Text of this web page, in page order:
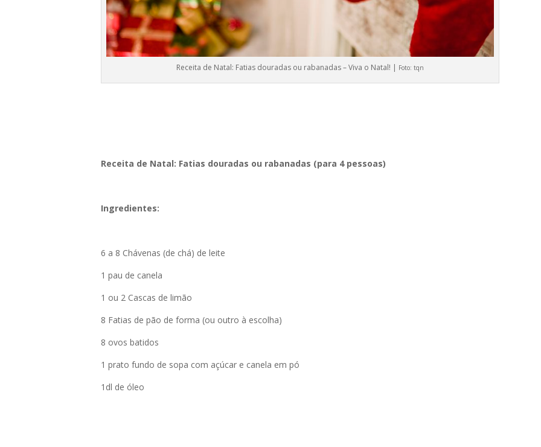
Receita de Natal: Fatias douradas ou rabanadas – Viva o Natal! | Foto:tqn
Receita de Natal: Fatias douradas ou rabanadas (para 4 pessoas)
Ingredientes:
6 a 8 Chávenas (de chá) de leite
1 pau de canela
1 ou 2 Cascas de limão
8 Fatias de pão de forma (ou outro à escolha)
8 ovos batidos
1 prato fundo de sopa com açúcar e canela em pó
1dl de óleo